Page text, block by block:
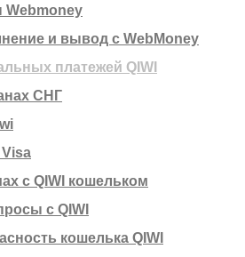
Webmoney
и вывод с WebMoney
платежей QIWI
СНГ
Visa
с QIWI кошельком
с QIWI
кошелька QIWI